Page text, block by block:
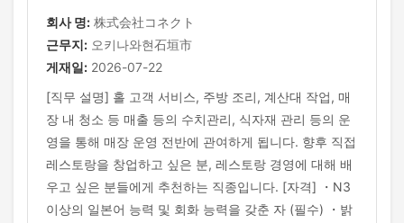
회사 명: 株式会社コネクト
근무지: 오키나와현石垣市
게재일: 2026-07-22
[직무 설명] 홀 고객 서비스, 주방 조리, 계산대 작업, 매
장 내 청소 등 매출 등의 수치관리, 식자재 관리 등의 운
영을 통해 매장 운영 전반에 관여하게 됩니다. 향후 직접
레스토랑을 창업하고 싶은 분, 레스토랑 경영에 대해 배
우고 싶은 분들에게 추천하는 직종입니다. [자격] ・N3
이상의 일본어 능력 및 회화 능력을 갖춘 자 (필수) ・밝